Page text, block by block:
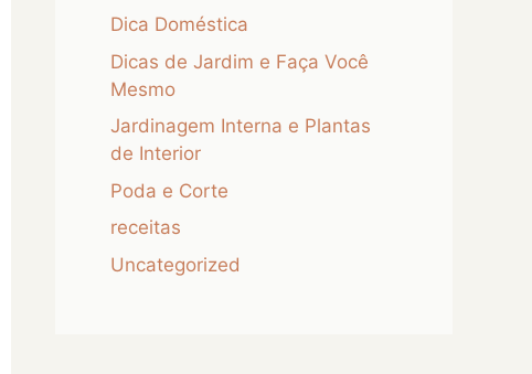
Dica Doméstica
Dicas de Jardim e Faça Você
Mesmo
Jardinagem Interna e Plantas
de Interior
Poda e Corte
receitas
Uncategorized